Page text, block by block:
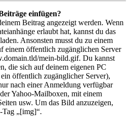
einfügen?
Beitrag angezeigt werden. Wenn
erlaubt hat, kannst du das
Ansonsten musst du zu einem
einem öffentlich zugänglichen Server
mein-bild.gif. Du kannst
die sich auf deinem eigenen PC
öffentlich zugänglicher Server),
nach einer Anmeldung verfügbar
Yahoo-Mailboxen, mit einem
usw. Um das Bild anzuzeigen,
Tag „[img]“.